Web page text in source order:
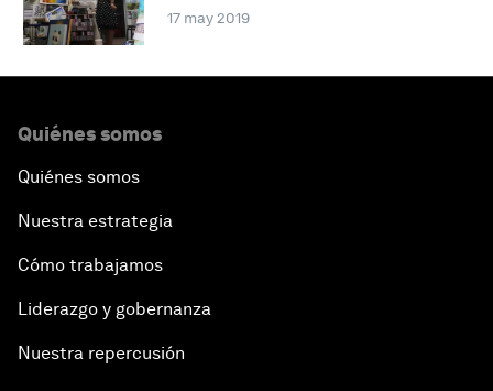
17 may 2019
Quiénes somos
Quiénes somos
Nuestra estrategia
Cómo trabajamos
Liderazgo y gobernanza
Nuestra repercusión